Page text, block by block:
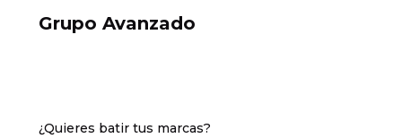
Grupo Avanzado
¿Quieres batir tus marcas?